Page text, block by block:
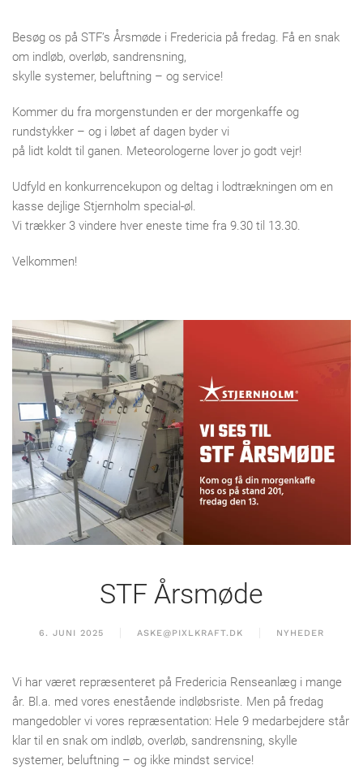
Besøg os på STF’s Årsmøde i Fredericia på fredag. Få en snak
om indløb, overløb, sandrensning,
skylle systemer, beluftning – og service!
Kommer du fra morgenstunden er der morgenkaffe og
rundstykker – og i løbet af dagen byder vi
på lidt koldt til ganen. Meteorologerne lover jo godt vejr!
Udfyld en konkurrencekupon og deltag i lodtrækningen om en
kasse dejlige Stjernholm special-øl.
Vi trækker 3 vindere hver eneste time fra 9.30 til 13.30.
Velkommen!
STF Årsmøde
6. JUNI 2025 ASKE@PIXLKRAFT.DK NYHEDER
Vi har været repræsenteret på Fredericia Renseanlæg i mange
år. Bl.a. med vores enestående indløbsriste. Men på fredag
mangedobler vi vores repræsentation: Hele 9 medarbejdere står
klar til en snak om indløb, overløb, sandrensning, skylle
systemer, beluftning – og ikke mindst service!